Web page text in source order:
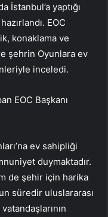
İstanbul’a yaptığı
EOC
konaklama ve
şehrin Oyunlara ev
inceledi.
EOC Başkanı
ev sahipliği
duymaktadır.
de şehir için harika
süredir uluslararası